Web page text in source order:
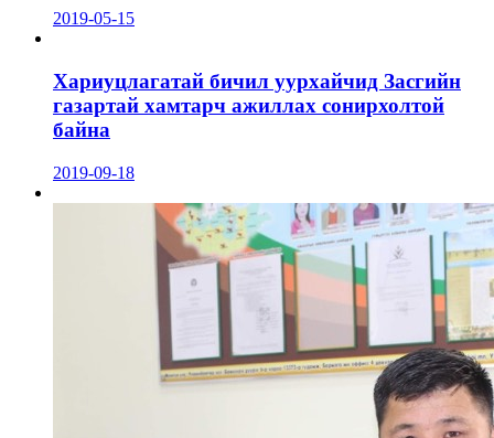
2019-05-15
Хариуцлагатай бичил уурхайчид Засгийн
газартай хамтарч ажиллах сонирхолтой
байна
2019-09-18